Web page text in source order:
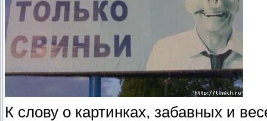
К слову о картинках, забавных и